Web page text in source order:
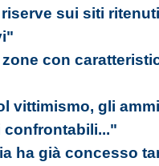
sui siti
zone con
vittimismo, gli
ha già concesso